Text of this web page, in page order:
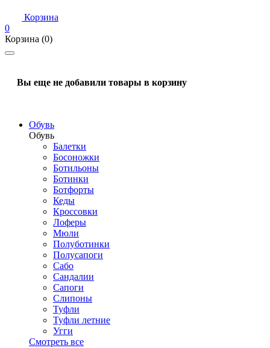
Корзина
0
Корзина (0)
Вы еще не добавили товары в корзину
Обувь
Обувь
Балетки
Босоножки
Ботильоны
Ботинки
Ботфорты
Кеды
Кроссовки
Лоферы
Мюли
Полуботинки
Полусапоги
Сабо
Сандалии
Сапоги
Слипоны
Туфли
Туфли летние
Угги
Смотреть все